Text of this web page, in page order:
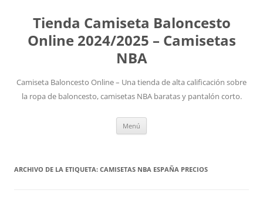
Tienda Camiseta Baloncesto
Online 2024/2025 – Camisetas
NBA
Camiseta Baloncesto Online – Una tienda de alta calificación sobre
la ropa de baloncesto, camisetas NBA baratas y pantalón corto.
Menú
ARCHIVO DE LA ETIQUETA: CAMISETAS NBA ESPAÑA PRECIOS